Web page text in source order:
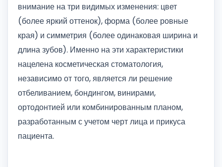
внимание на три видимых изменения: цвет
(более яркий оттенок), форма (более ровные
края) и симметрия (более одинаковая ширина и
длина зубов). Именно на эти характеристики
нацелена косметическая стоматология,
независимо от того, является ли решение
отбеливанием, бондингом, винирами,
ортодонтией или комбинированным планом,
разработанным с учетом черт лица и прикуса
пациента.